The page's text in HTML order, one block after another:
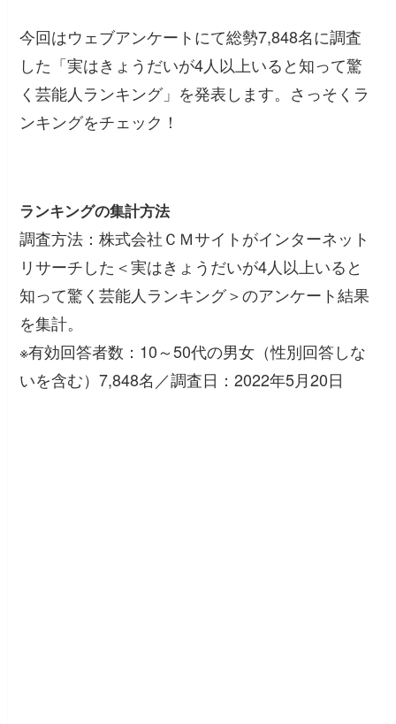
今回はウェブアンケートにて総勢7,848名に調査
した「実はきょうだいが4人以上いると知って驚
く芸能人ランキング」を発表します。さっそくラ
ンキングをチェック！
ランキングの集計方法
調査方法：株式会社ＣＭサイトがインターネット
リサーチした＜実はきょうだいが4人以上いると
知って驚く芸能人ランキング＞のアンケート結果
を集計。
※有効回答者数：10～50代の男女（性別回答しな
いを含む）7,848名／調査日：2022年5月20日